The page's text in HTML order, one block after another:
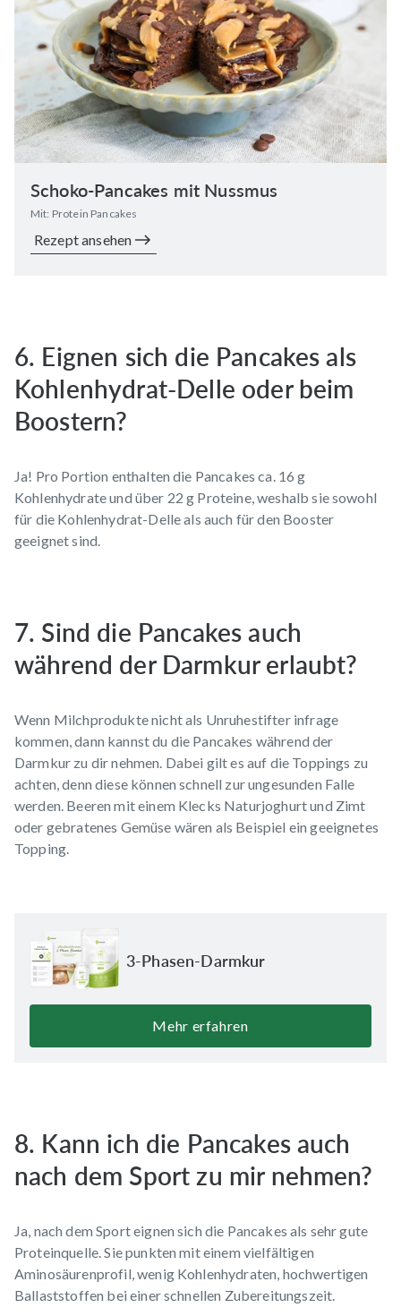
Schoko-Pancakes mit Nussmus
Mit: Protein Pancakes
Rezept ansehen
6. Eignen sich die Pancakes als
Kohlenhydrat-Delle oder beim
Boostern?
Ja! Pro Portion enthalten die Pancakes ca. 16 g
Kohlenhydrate und über 22 g Proteine, weshalb sie sowohl
für die Kohlenhydrat-Delle als auch für den Booster
geeignet sind.
7. Sind die Pancakes auch
während der Darmkur erlaubt?
Wenn Milchprodukte nicht als Unruhestifter infrage
kommen, dann kannst du die Pancakes während der
Darmkur zu dir nehmen. Dabei gilt es auf die Toppings zu
achten, denn diese können schnell zur ungesunden Falle
werden. Beeren mit einem Klecks Naturjoghurt und Zimt
oder gebratenes Gemüse wären als Beispiel ein geeignetes
Topping.
3-Phasen-Darmkur
Mehr erfahren
8. Kann ich die Pancakes auch
nach dem Sport zu mir nehmen?
Ja, nach dem Sport eignen sich die Pancakes als sehr gute
Proteinquelle. Sie punkten mit einem vielfältigen
Aminosäurenprofil, wenig Kohlenhydraten, hochwertigen
Ballaststoffen bei einer schnellen Zubereitungszeit.